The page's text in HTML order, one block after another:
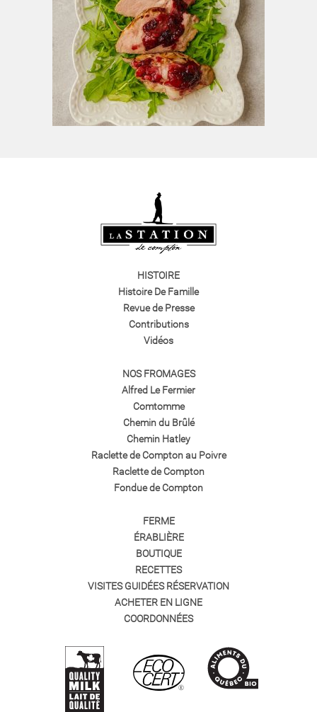
HISTOIRE
Histoire De Famille
Revue de Presse
Contributions
Vidéos
NOS FROMAGES
Alfred Le Fermier
Comtomme
Chemin du Brûlé
Chemin Hatley
Raclette de Compton au Poivre
Raclette de Compton
Fondue de Compton
FERME
ÉRABLIÈRE
BOUTIQUE
RECETTES
VISITES GUIDÉES RÉSERVATION
ACHETER EN LIGNE
COORDONNÉES